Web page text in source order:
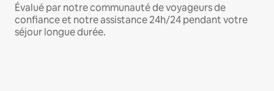
Évalué par notre communauté de voyageurs de
confiance et notre assistance 24h/24 pendant votre
séjour longue durée.